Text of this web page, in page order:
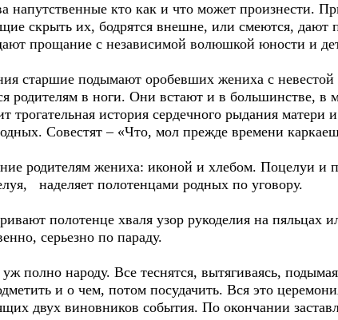
напутственные кто как и что может произнести.
скрыть их, бодрятся внешне, или смеются,
прощание с независимой волюшкой юности и
старшие подымают оробевших жениха с невестой
родителям в ноги. Они встают и в большинстве, в
трогательная история сердечного рыдания
Совестят – «Что, мол прежде времени
родителям жениха: иконой и хлебом. Поцелуи и
наделяет полотенцами родных по уговору.
полотенце хваля узор рукоделия на
серьезно по параду.
полно народу. Все теснятся, вытягиваясь,
и о чем, потом посудачить. Вся это
двух виновников события. По окончании